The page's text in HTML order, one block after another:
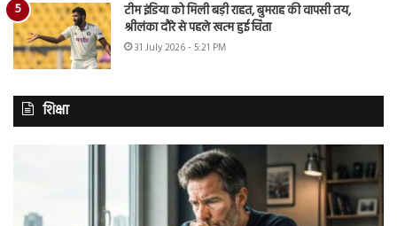
टीम इंडिया को मिली बड़ी राहत, बुमराह की वापसी तय,
श्रीलंका दौरे से पहले खत्म हुई चिंता
31 July 2026 - 5:21 PM
शिक्षा